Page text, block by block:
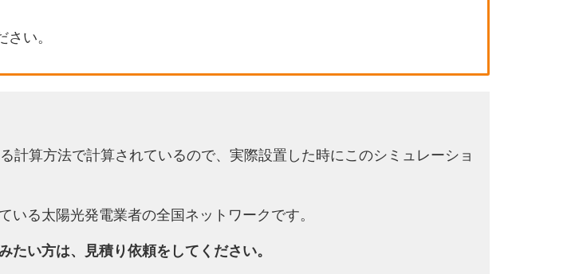
さい。
計算方法で計算されているので、実際設置した時にこのシミュレーショ
る太陽光発電業者の全国ネットワークです。
たい方は、見積り依頼をしてください。